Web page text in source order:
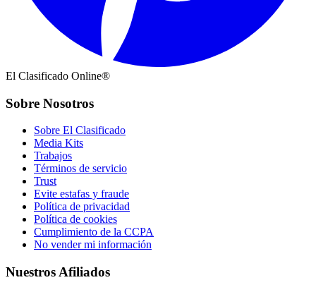
El Clasificado Online®
Sobre Nosotros
Sobre El Clasificado
Media Kits
Trabajos
Términos de servicio
Trust
Evite estafas y fraude
Política de privacidad
Política de cookies
Cumplimiento de la CCPA
No vender mi información
Nuestros Afiliados